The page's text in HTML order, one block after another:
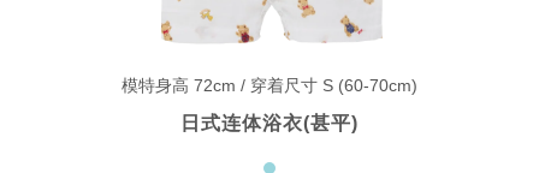
模特身高 72cm / 穿着尺寸 S (60-70cm)
日式连体浴衣(甚平)